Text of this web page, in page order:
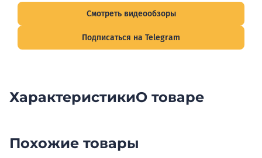
Смотреть видеообзоры
Подписаться на Telegram
ХарактеристикиО товаре
Похожие товары